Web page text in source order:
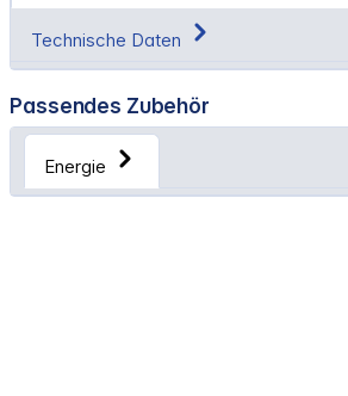
Technische Daten
Passendes Zubehör
Energie